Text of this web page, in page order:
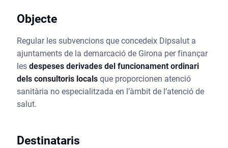
Objecte
Regular les subvencions que concedeix Dipsalut a
ajuntaments de la demarcació de Girona per finançar
lesdespeses derivades del funcionament ordinari
dels consultoris localsque proporcionen atenció
sanitària no especialitzada en l’àmbit de l’atenció de
salut.
Destinataris